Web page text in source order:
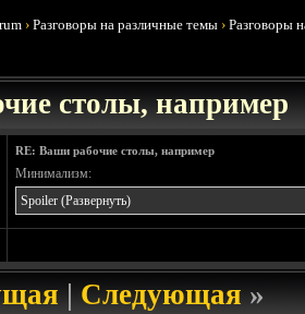
›Разговоры на различные темы ›Разговоры
столы, например
RE: Ваши рабочие столы, например
Минимализм:
Spoiler(Развернуть)
|Следующая»